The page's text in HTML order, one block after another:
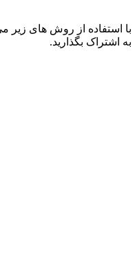
با استفاده از روش های زیر
به اشتراک بگذارید.